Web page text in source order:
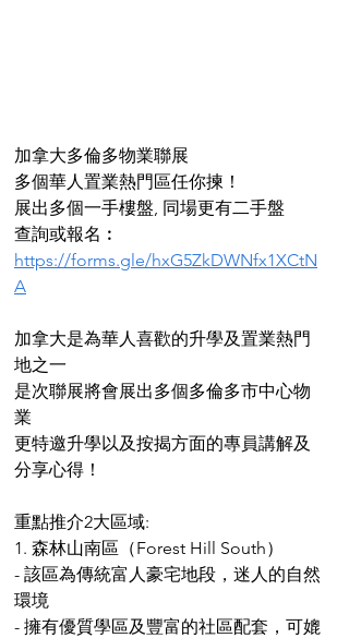
加拿大多倫多物業聯展
多個華人置業熱門區任你揀！
展出多個一手樓盤, 同場更有二手盤
查詢或報名︰
https://forms.gle/hxG5ZkDWNfx1XCtN
A
加拿大是為華人喜歡的升學及置業熱門
地之一
是次聯展將會展出多個多倫多市中心物
業
更特邀升學以及按揭方面的專員講解及
分享心得！
重點推介2大區域:
1. 森林山南區（Forest Hill South）
- 該區為傳統富人豪宅地段，迷人的自然
環境
- 擁有優質學區及豐富的社區配套，可媲